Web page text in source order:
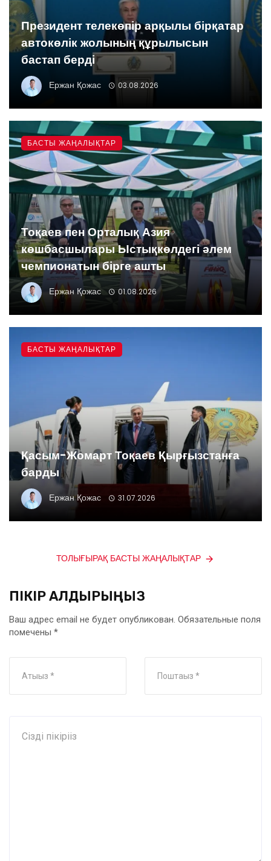
Президент телекөпір арқылы бірқатар
автокөлік жолының құрылысын
бастап берді
Ержан Қожас 03.08.2026
Тоқаев пен Орталық Азия
көшбасшылары Ыстықкөлдегі әлем
чемпионатын бірге ашты
Ержан Қожас 01.08.2026
БАСТЫ ЖАҢАЛЫҚТАР
Қасым-Жомарт Тоқаев Қырғызстанға
барды
Ержан Қожас 31.07.2026
БАСТЫ ЖАҢАЛЫҚТАР
ТОЛЫҒЫРАҚ БАСТЫ ЖАҢАЛЫҚТАР
ПІКІР ҚАЛДЫРЫҢЫЗ
Ваш адрес email не будет опубликован. Обязательные поля
помечены *